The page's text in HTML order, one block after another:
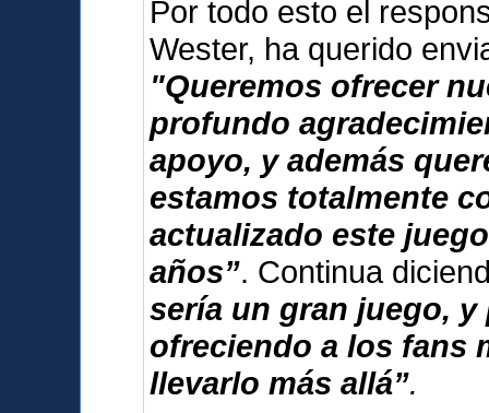
Por todo esto el
Wester, ha querido
"Queremos ofrecer
profundo
apoyo, y además
estamos totalmente
actualizado este
años”. Continua
sería un gran juego,
ofreciendo a los fans
llevarlo más allá”.